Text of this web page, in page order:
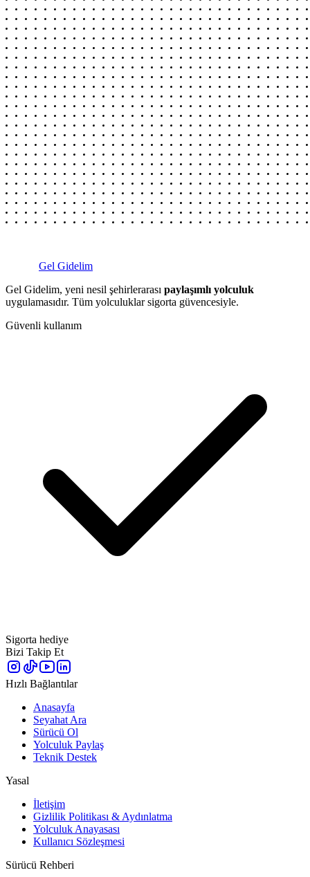
Gel Gidelim
Gel Gidelim, yeni nesil şehirlerarası paylaşımlı yolculuk
uygulamasıdır. Tüm yolculuklar sigorta güvencesiyle.
Güvenli kullanım
Sigorta hediye
Bizi Takip Et
Hızlı Bağlantılar
Anasayfa
Seyahat Ara
Sürücü Ol
Yolculuk Paylaş
Teknik Destek
Yasal
İletişim
Gizlilik Politikası & Aydınlatma
Yolculuk Anayasası
Kullanıcı Sözleşmesi
Sürücü Rehberi